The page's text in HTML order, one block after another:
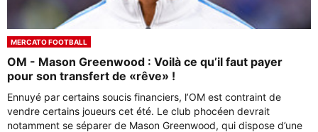
MERCATO FOOTBALL
OM - Mason Greenwood : Voilà ce qu’il faut payer
pour son transfert de «rêve» !
Ennuyé par certains soucis financiers, l’OM est contraint de
vendre certains joueurs cet été. Le club phocéen devrait
notamment se séparer de Mason Greenwood, qui dispose d’une